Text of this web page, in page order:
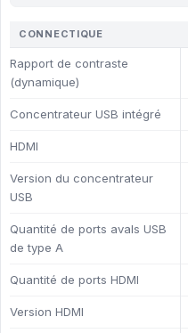
CONNECTIQUE
Rapport de contraste
(dynamique)
Concentrateur USB intégré
HDMI
Version du concentrateur
USB
Quantité de ports avals USB
de type A
Quantité de ports HDMI
Version HDMI